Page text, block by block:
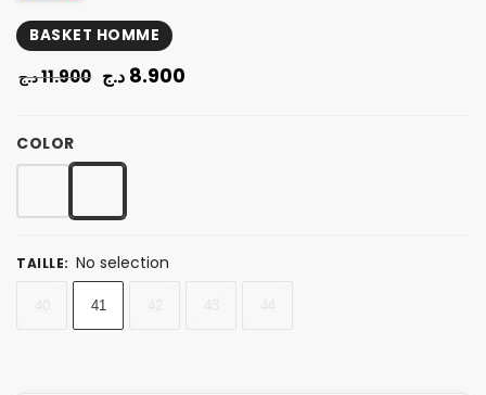
BASKET HOMME
11.900د.ج 8.900 د.ج
COLOR
TAILLE: No selection
41